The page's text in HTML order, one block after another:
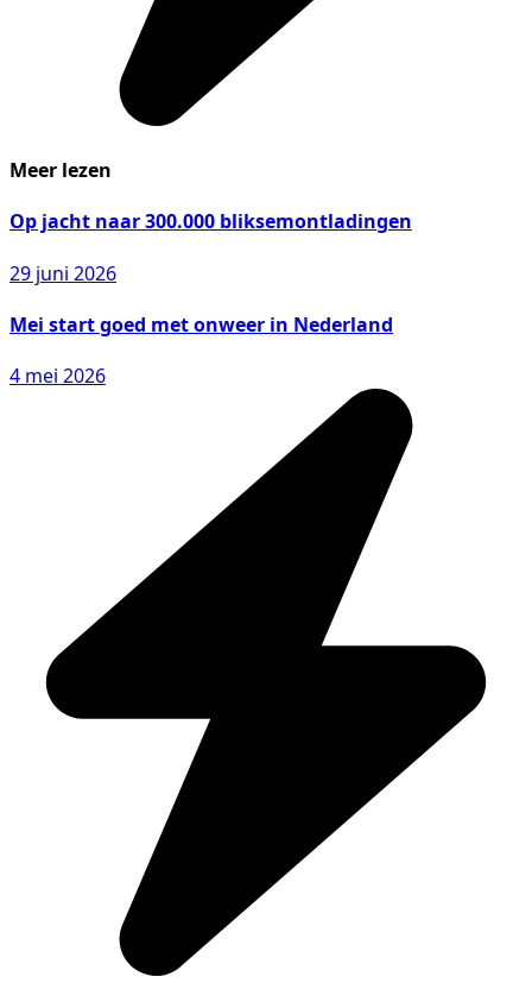
Meer lezen
Op jacht naar 300.000 bliksemontladingen
29 juni 2026
Mei start goed met onweer in Nederland
4 mei 2026